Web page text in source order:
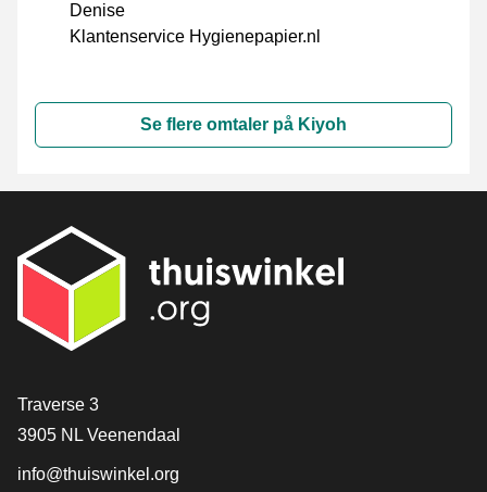
Denise
Klantenservice Hygienepapier.nl
Se flere omtaler på Kiyoh
[_General:Contact]
Traverse 3
3905 NL Veenendaal
info@thuiswinkel.org